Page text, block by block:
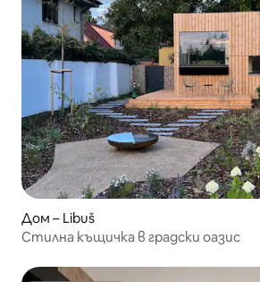
Дом – Libuš
Стилна къщичка в градски оазис